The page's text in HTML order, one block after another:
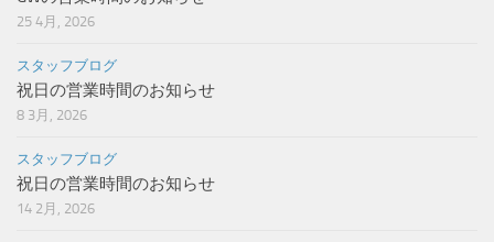
25 4月, 2026
スタッフブログ
祝日の営業時間のお知らせ
8 3月, 2026
スタッフブログ
祝日の営業時間のお知らせ
14 2月, 2026